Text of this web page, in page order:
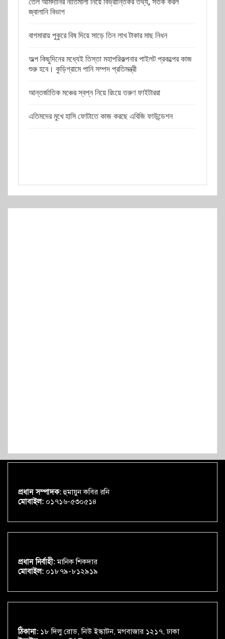
জ্বালানি বিভাগ
বাগমারায় পুকুরে বিষ দিয়ে সাড়ে তিন লাখ টাকার মাছ নিধন
অল্প কিছুদিনের মধ্যেই তিস্তা মহাপরিকল্পনার পাইলট প্রকল্পের কাজ
শুরু হবে। কুড়িগ্রামে পানি সম্পদ প্রতিমন্ত্রী
আন্তর্জাতিক মঞ্চের স্বপ্ন নিয়ে রিংয়ে তরুণ ফাইটাররা
এতিমদের মুখে হাসি ফোটাতে কাজ করছে এবিজি ফাউন্ডেশন
প্রধান সম্পাদক:হুমায়ুন কবির রনি
মোবাইল: ০১৭১৬-৫৩০৫১৪
প্রধান নির্বাহী:মানিক শিকদার
মোবাইল: ০১৮৭৯-৮১২৯১৯
ঠিকানা: ১৮ দিলু রোড, নিউ ইস্কাটন, মগবাজার ১২১৭, ঢাকা